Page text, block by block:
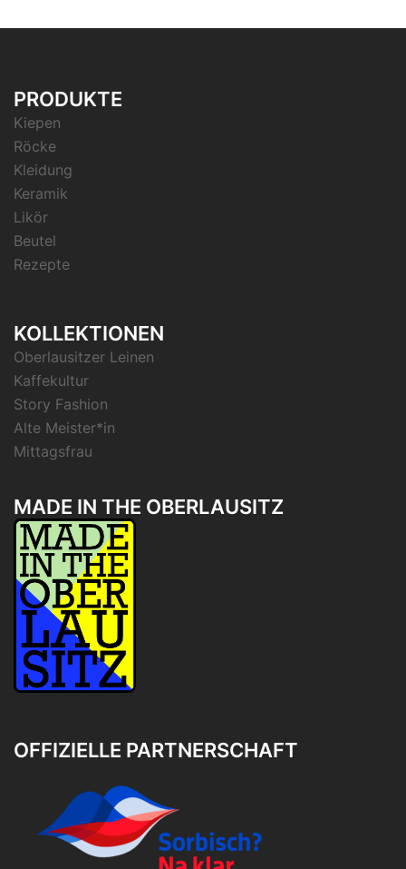
PRODUKTE
Kiepen
Röcke
Kleidung
Keramik
Likör
Beutel
Rezepte
KOLLEKTIONEN
Oberlausitzer Leinen
Kaffekultur
Story Fashion
Alte Meister*in
Mittagsfrau
MADE IN THE OBERLAUSITZ
OFFIZIELLE PARTNERSCHAFT